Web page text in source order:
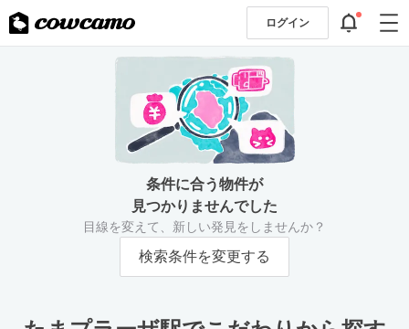
ログイン
条件に合う物件が
見つかりませんでした
目線を変えて、新しい発見をしませんか？
検索条件を変更する